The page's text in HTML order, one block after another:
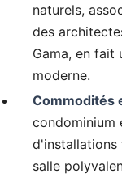
naturels,
des
Gama, en fait
moderne.
Commodités
condominium
d'installations
salle